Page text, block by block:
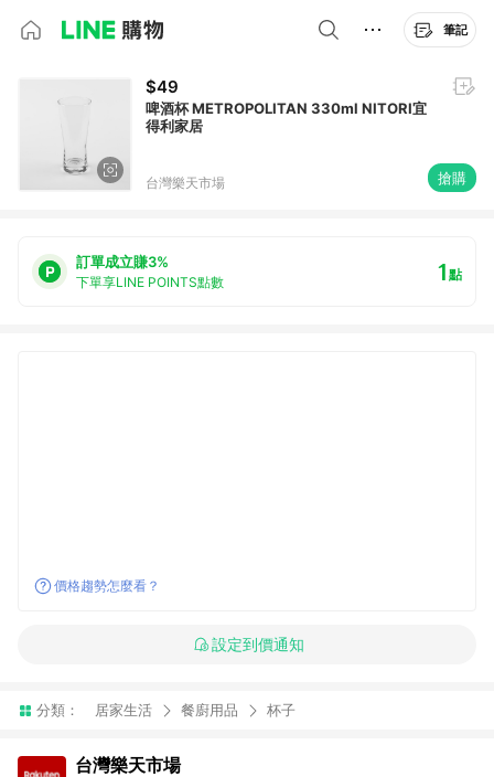
筆記
$49
啤酒杯 METROPOLITAN 330ml NITORI宜
得利家居
台灣樂天市場 搶購
訂單成立賺3%
下單享LINE POINTS點數 1點
價格趨勢怎麼看？
設定到價通知
分類： 居家生活 餐廚用品 杯子
台灣樂天市場